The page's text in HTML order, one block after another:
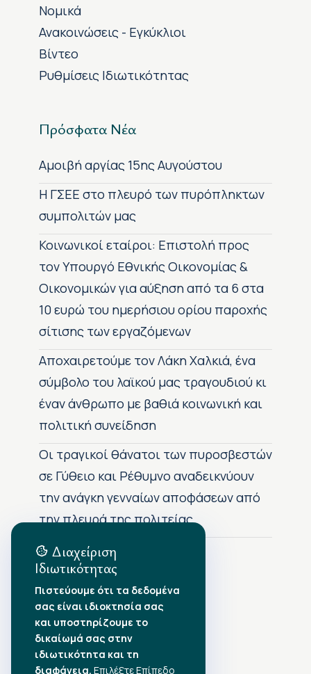
Νομικά
Ανακοινώσεις - Εγκύκλιοι
Βίντεο
Ρυθμίσεις Ιδιωτικότητας
Πρόσφατα Νέα
Αμοιβή αργίας 15ης Αυγούστου
H ΓΣΕΕ στο πλευρό των πυρόπληκτων
συμπολιτών μας
Κοινωνικοί εταίροι: Επιστολή προς
τον Υπουργό Εθνικής Οικονομίας &
Οικονομικών για αύξηση από τα 6 στα
10 ευρώ του ημερήσιου ορίου παροχής
σίτισης των εργαζόμενων
Αποχαιρετούμε τον Λάκη Χαλκιά, ένα
σύμβολο του λαϊκού μας τραγουδιού κι
έναν άνθρωπο με βαθιά κοινωνική και
πολιτική συνείδηση
Οι τραγικοί θάνατοι των πυροσβεστών
σε Γύθειο και Ρέθυμνο αναδεικνύουν
την ανάγκη γενναίων αποφάσεων από
την πλευρά της πολιτείας
Αρχείο Δημοσιεύσεων
•Αύγουστος 2026
•Ιούλιος 2026
•Ιούνιος 2026
•Μάιος 2026
Διαχείριση
Ιδιωτικότητας
Πιστεύουμε ότι τα δεδομένα
σας είναι ιδιοκτησία σας
και υποστηρίζουμε το
δικαίωμά σας στην
ιδιωτικότητα και τη
διαφάνεια. Επιλέξτε Επίπεδο